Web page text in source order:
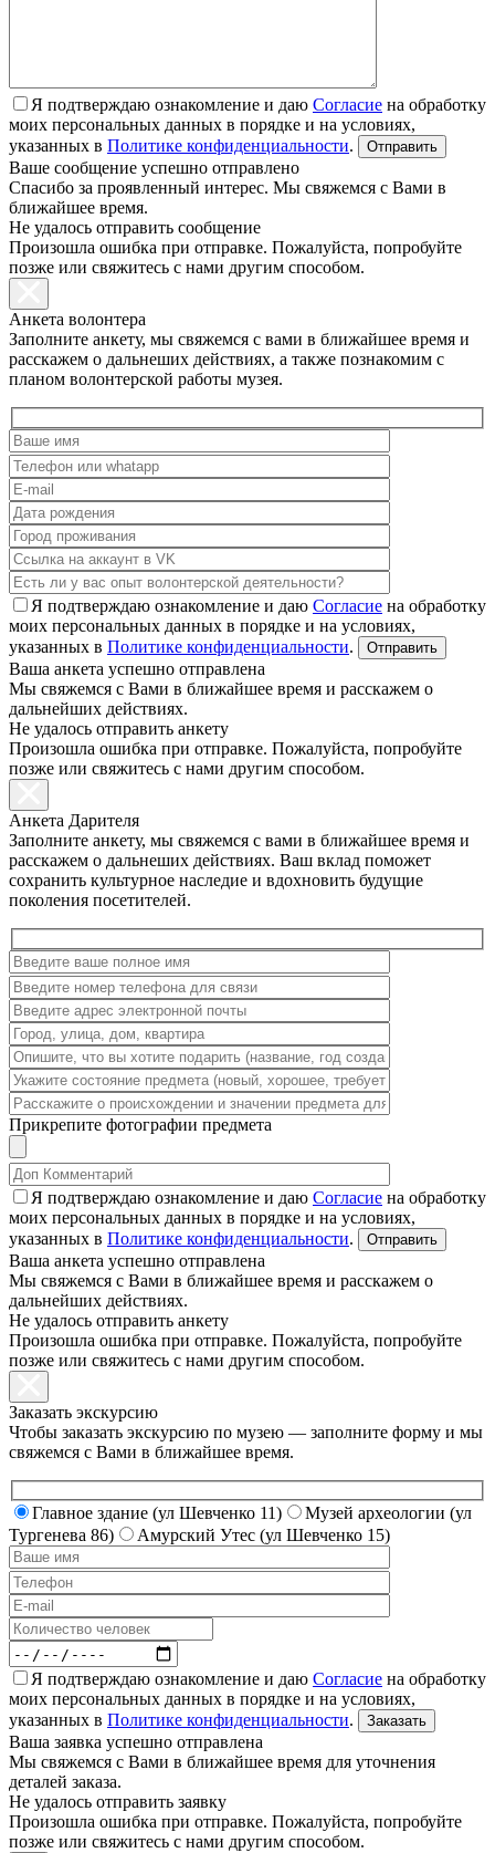
Я подтверждаю ознакомление и даю Согласие на обработку
моих персональных данных в порядке и на условиях,
указанных в Политике конфиденциальности.
Ваше сообщение успешно отправлено
Спасибо за проявленный интерес. Мы свяжемся с Вами в
ближайшее время.
Не удалось отправить сообщение
Произошла ошибка при отправке. Пожалуйста, попробуйте
позже или свяжитесь с нами другим способом.
Анкета волонтера
Заполните анкету, мы свяжемся с вами в ближайшее время и
расскажем о дальнеших действиях, а также познакомим с
планом волонтерской работы музея.
Я подтверждаю ознакомление и даю Согласие на обработку
моих персональных данных в порядке и на условиях,
указанных в Политике конфиденциальности.
Ваша анкета успешно отправлена
Мы свяжемся с Вами в ближайшее время и расскажем о
дальнейших действиях.
Не удалось отправить анкету
Произошла ошибка при отправке. Пожалуйста, попробуйте
позже или свяжитесь с нами другим способом.
Анкета Дарителя
Заполните анкету, мы свяжемся с вами в ближайшее время и
расскажем о дальнеших действиях. Ваш вклад поможет
сохранить культурное наследие и вдохновить будущие
поколения посетителей.
Прикрепите фотографии предмета
Я подтверждаю ознакомление и даю Согласие на обработку
моих персональных данных в порядке и на условиях,
указанных в Политике конфиденциальности.
Ваша анкета успешно отправлена
Мы свяжемся с Вами в ближайшее время и расскажем о
дальнейших действиях.
Не удалось отправить анкету
Произошла ошибка при отправке. Пожалуйста, попробуйте
позже или свяжитесь с нами другим способом.
Заказать экскурсию
Чтобы заказать экскурсию по музею — заполните форму и мы
свяжемся с Вами в ближайшее время.
Главное здание (ул Шевченко 11)
Музей археологии (ул
Тургенева 86)
Амурский Утес (ул Шевченко 15)
Я подтверждаю ознакомление и даю Согласие на обработку
моих персональных данных в порядке и на условиях,
указанных в Политике конфиденциальности.
Ваша заявка успешно отправлена
Мы свяжемся с Вами в ближайшее время для уточнения
деталей заказа.
Не удалось отправить заявку
Произошла ошибка при отправке. Пожалуйста, попробуйте
позже или свяжитесь с нами другим способом.